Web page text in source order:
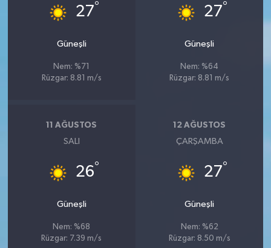
27°
Güneşli
Nem: %71
Rüzgar: 8.81 m/s
27°
Güneşli
Nem: %64
Rüzgar: 8.81 m/s
11 AĞUSTOS
SALI
26°
Güneşli
Nem: %68
Rüzgar: 7.39 m/s
12 AĞUSTOS
ÇARŞAMBA
27°
Güneşli
Nem: %62
Rüzgar: 8.50 m/s
ÇEVRE
YARIŞMALAR
HABERDE İNSAN